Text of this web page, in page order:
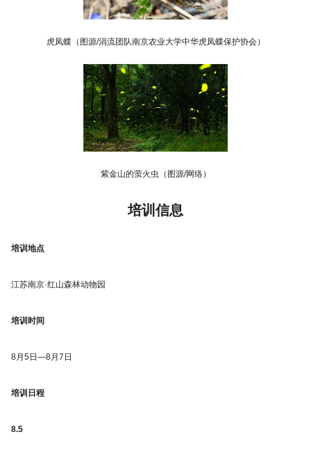
虎凤蝶（图源/涓流团队南京农业大学中华虎凤蝶保护协会）
紫金山的萤火虫（图源/网络）
培训信息
培训地点
江苏南京·红山森林动物园
培训时间
8月5日—8月7日
培训日程
8.5